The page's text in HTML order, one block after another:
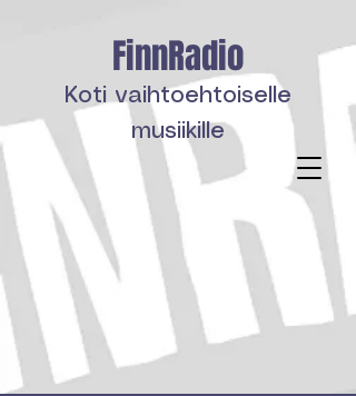
FinnRadio
Koti vaihtoehtoiselle
musiikille